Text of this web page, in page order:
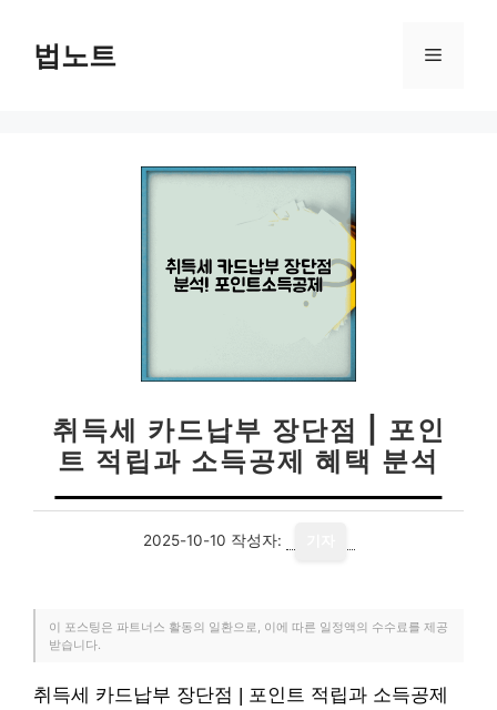
법노트 메
취득세 카드납부 장단점 | 포인
트 적립과 소득공제 혜택 분석
2025-10-10 작성자:
이 포스팅은 파트너스 활동의 일환으로, 이에 따른 일정액의 수수료를 제공
받습니다.
취득세 카드납부 장단점 | 포인트 적립과 소득공제